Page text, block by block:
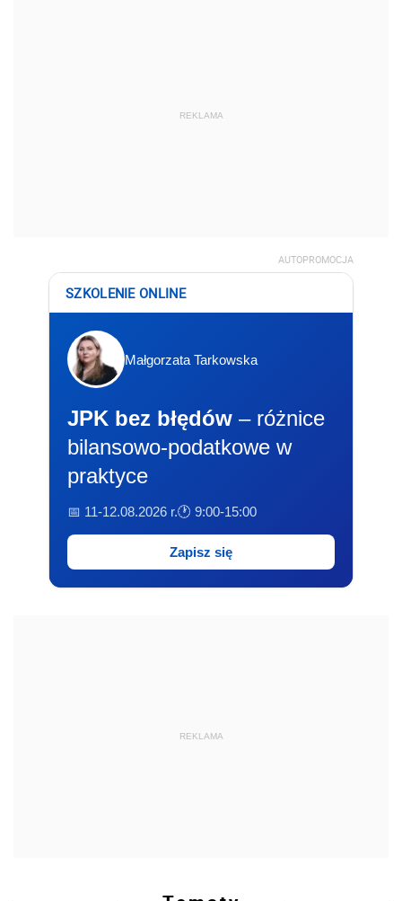
REKLAMA
AUTOPROMOCJA
SZKOLENIE ONLINE
Małgorzata Tarkowska
JPK bez błędów – różnice
bilansowo-podatkowe w
praktyce
📅 11-12.08.2026 r.🕐 9:00-15:00
Zapisz się
REKLAMA